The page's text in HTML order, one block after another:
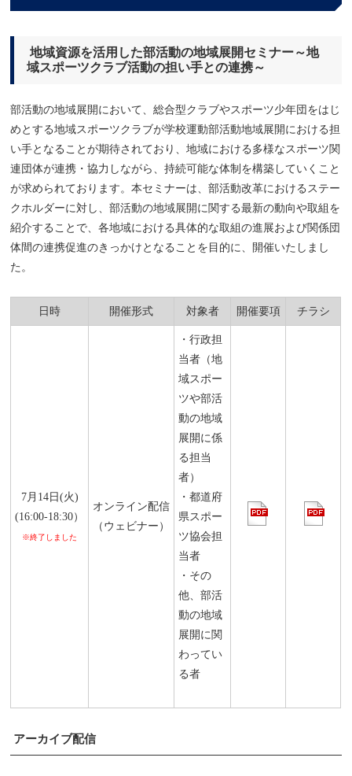
地域資源を活用した部活動の地域展開セミナー～地
域スポーツクラブ活動の担い手との連携～
部活動の地域展開において、総合型クラブやスポーツ少年団をはじ
めとする地域スポーツクラブが学校運動部活動地域展開における担
い手となることが期待されており、地域における多様なスポーツ関
連団体が連携・協力しながら、持続可能な体制を構築していくこと
が求められております。本セミナーは、部活動改革におけるステー
クホルダーに対し、部活動の地域展開に関する最新の動向や取組を
紹介することで、各地域における具体的な取組の進展および関係団
体間の連携促進のきっかけとなることを目的に、開催いたしまし
た。
日時 開催形式 対象者 開催要項 チラシ
7月14日(火)
(16:00-18:30）
※終了しました
オンライン配信
（ウェビナー）
・行政担
当者（地
域スポー
ツや部活
動の地域
展開に係
る担当
者）
・都道府
県スポー
ツ協会担
当者
・その
他、部活
動の地域
展開に関
わってい
る者
アーカイブ配信